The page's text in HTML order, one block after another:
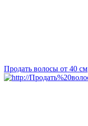
Продать волосы от 40 см